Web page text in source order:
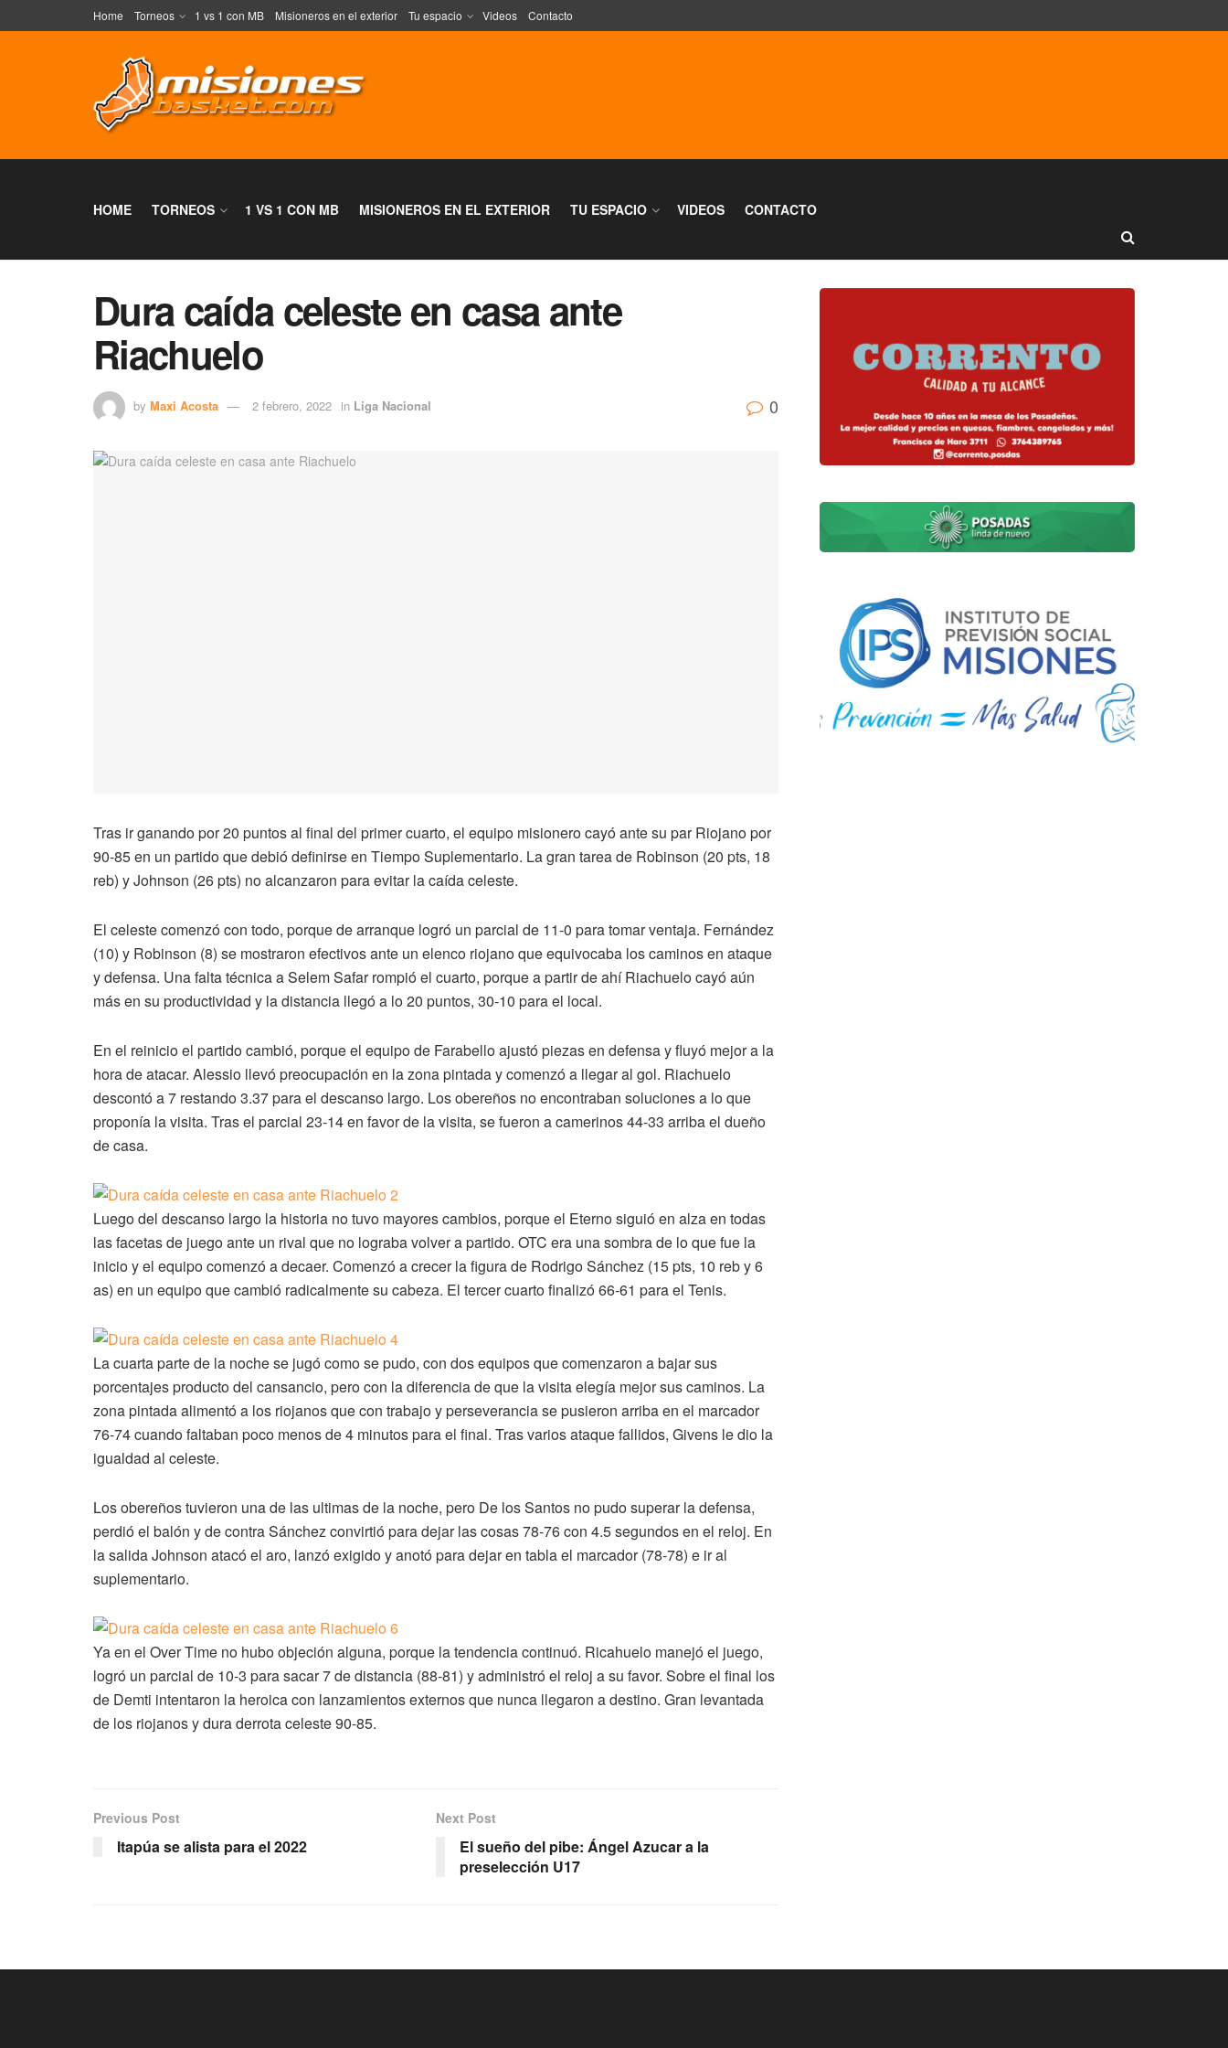
Home Torneos 1 vs 1 con MB Misioneros en el exterior Tu espacio Videos Contacto
HOME TORNEOS 1 VS 1 CON MB MISIONEROS EN EL EXTERIOR TU ESPACIO VIDEOS CONTACTO
Dura caída celeste en casa ante
Riachuelo
by Maxi Acosta 2 febrero, 2022 in Liga Nacional 0
Tras ir ganando por 20 puntos al final del primer cuarto, el equipo misionero cayó ante su par Riojano por
90-85 en un partido que debió definirse en Tiempo Suplementario. La gran tarea de Robinson (20 pts, 18
reb) y Johnson (26 pts) no alcanzaron para evitar la caída celeste.
El celeste comenzó con todo, porque de arranque logró un parcial de 11-0 para tomar ventaja. Fernández
(10) y Robinson (8) se mostraron efectivos ante un elenco riojano que equivocaba los caminos en ataque
y defensa. Una falta técnica a Selem Safar rompió el cuarto, porque a partir de ahí Riachuelo cayó aún
más en su productividad y la distancia llegó a lo 20 puntos, 30-10 para el local.
En el reinicio el partido cambió, porque el equipo de Farabello ajustó piezas en defensa y fluyó mejor a la
hora de atacar. Alessio llevó preocupación en la zona pintada y comenzó a llegar al gol. Riachuelo
descontó a 7 restando 3.37 para el descanso largo. Los obereños no encontraban soluciones a lo que
proponía la visita. Tras el parcial 23-14 en favor de la visita, se fueron a camerinos 44-33 arriba el dueño
de casa.
Luego del descanso largo la historia no tuvo mayores cambios, porque el Eterno siguió en alza en todas
las facetas de juego ante un rival que no lograba volver a partido. OTC era una sombra de lo que fue la
inicio y el equipo comenzó a decaer. Comenzó a crecer la figura de Rodrigo Sánchez (15 pts, 10 reb y 6
as) en un equipo que cambió radicalmente su cabeza. El tercer cuarto finalizó 66-61 para el Tenis.
La cuarta parte de la noche se jugó como se pudo, con dos equipos que comenzaron a bajar sus
porcentajes producto del cansancio, pero con la diferencia de que la visita elegía mejor sus caminos. La
zona pintada alimentó a los riojanos que con trabajo y perseverancia se pusieron arriba en el marcador
76-74 cuando faltaban poco menos de 4 minutos para el final. Tras varios ataque fallidos, Givens le dio la
igualdad al celeste.
Los obereños tuvieron una de las ultimas de la noche, pero De los Santos no pudo superar la defensa,
perdió el balón y de contra Sánchez convirtió para dejar las cosas 78-76 con 4.5 segundos en el reloj. En
la salida Johnson atacó el aro, lanzó exigido y anotó para dejar en tabla el marcador (78-78) e ir al
suplementario.
Ya en el Over Time no hubo objeción alguna, porque la tendencia continuó. Ricahuelo manejó el juego,
logró un parcial de 10-3 para sacar 7 de distancia (88-81) y administró el reloj a su favor. Sobre el final los
de Demti intentaron la heroica con lanzamientos externos que nunca llegaron a destino. Gran levantada
de los riojanos y dura derrota celeste 90-85.
Previous Post
Itapúa se alista para el 2022
Next Post
El sueño del pibe: Ángel Azucar a la
preselección U17